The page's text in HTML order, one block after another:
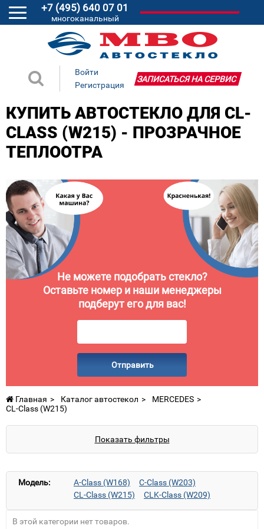
+7 (495) 640 07 01
многоканальный
Войти
Регистрация
ЗАПИСАТЬСЯ НА СЕРВИС
КУПИТЬ АВТОСТЕКЛО ДЛЯ CL-
CLASS (W215) - ПРОЗРАЧНОЕ
ТЕПЛООТРА
Не можете подобрать стекло?
Оставьте номер и наши менеджеры
подберут его для вас!
Отправить
Главная Каталог автостекол
MERCEDES
CL-Class (W215)
Показать фильтры
Модель: A-Class (W168)
C-Class (W203)
CL-Class (W215)
CLK-Class (W209)
E-Class (W211)
В этой категории нет товаров.